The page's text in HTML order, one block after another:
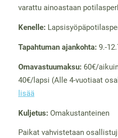
varattu ainoastaan
Kenelle:
Tapahtuman ajankohta:9.-
Omavastuumaksu:60€/
40€/lapsi (Alle 4-vuotiaat
lisää
Kuljetus:Omakustanteinen
Paikat vahvistetaan